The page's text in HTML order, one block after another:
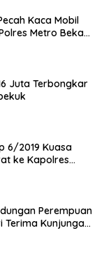
Kaca Mobil
Metro Bekasi
Juta Terbongkar
6/2019 Kuasa
ke Kapolres
Perempuan
Terima Kunjungan